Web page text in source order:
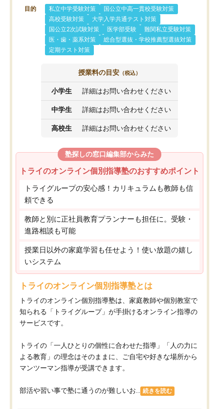
目的 私立中学受験対策
国公立中高一貫校受験対策
高校受験対策
大学入学共通テスト対策
国公立2次試験対策
医学部受験
難関私立受験対策
医・歯・薬系対策
総合型選抜・学校推薦型選抜対策
定期テスト対策
授業料の目安 （税込）
小学生 詳細はお問い合わせください
中学生 詳細はお問い合わせください
高校生 詳細はお問い合わせください
塾探しの窓口編集部からみた
トライのオンライン個別指導塾のおすすめポイント
トライグループの安心感！カリキュラムも教師も信
頼できる
教師と別に正社員教育プランナーも担任に。受験・
進路相談も可能
授業日以外の家庭学習も任せよう！使い放題の嬉し
いシステム
トライのオンライン個別指導塾とは
トライのオンライン個別指導塾は、家庭教師や個別教室で
知られる「トライグループ」が手掛けるオンライン指導の
サービスです。
トライの「一人ひとりの個性に合わせた指導」「人の力に
よる教育」の理念はそのままに、ご自宅や好きな場所から
マンツーマン指導が受講できます。
部活や習い事で塾に通うのが難しいお... 続きを読む